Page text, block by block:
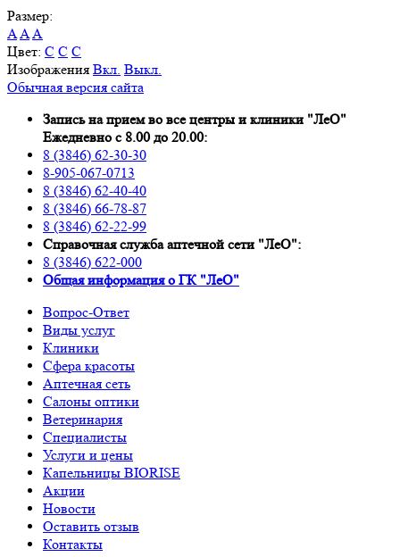
Размер:
AAA
Цвет: C C C
Изображения Вкл. Выкл.
Обычная версия сайта
Запись на прием во все центры и клиники "ЛеО"
Ежедневно с 8.00 до 20.00:
8 (3846) 62-30-30
8-905-067-0713
8 (3846) 62-40-40
8 (3846) 66-78-87
8 (3846) 62-22-99
Справочная служба аптечной сети "ЛеО":
8 (3846) 622-000
Oбщая информация о ГК "ЛеО"
Вопрос-Ответ
Виды услуг
Клиники
Сфера красоты
Аптечная сеть
Салоны оптики
Ветеринария
Специалисты
Услуги и цены
Капельницы BIORISE
Акции
Новости
Оставить отзыв
Контакты